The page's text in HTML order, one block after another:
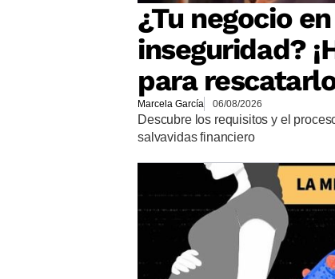
¿Tu negocio
inseguridad?
para
Marcela García 06/08/2026
Descubre los requisitos y el
salvavidas financiero